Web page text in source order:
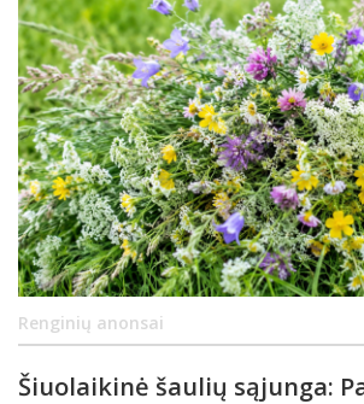
Renginių anonsai
Šiuolaikinė šaulių sąjunga: